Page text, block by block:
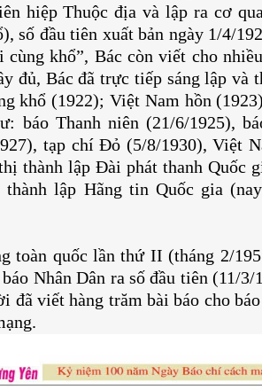
hiệp Thuộc địa và lập ra cơ
số đầu tiên xuất bản ngày 1/4/
khổ”, Bác còn viết cho
đủ, Bác đã trực tiếp sáng lập và
khổ (1922); Việt Nam hồn
báo Thanh niên (21/6/1925),
tạp chí Đỏ (5/8/1930), Việt
thành lập Đài phát thanh Quốc
thành lập Hãng tin Quốc gia
toàn quốc lần thứ II (tháng 2/
Nhân Dân ra số đầu tiên (11/
đã viết hàng trăm bài báo cho